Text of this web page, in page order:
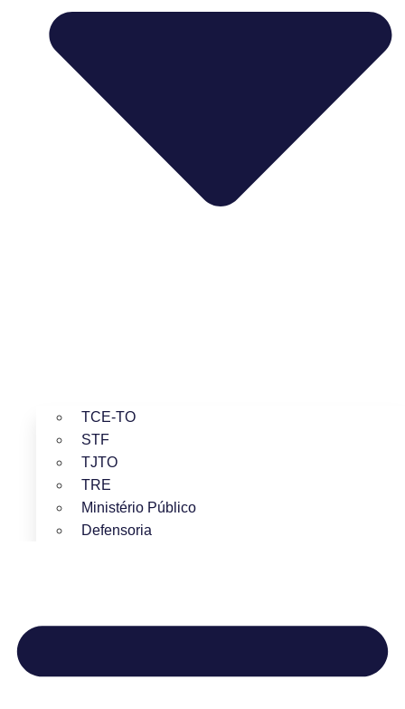
TCE-TO
STF
TJTO
TRE
Ministério Público
Defensoria